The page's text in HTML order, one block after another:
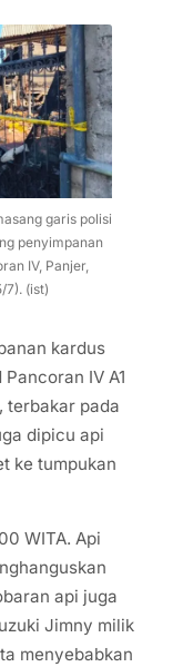
garis polisi
penyimpanan
IV, Panjer,
7). (ist)
kardus
IV A1
terbakar pada
dipicu api
ke tumpukan
WITA. Api
api juga
Jimny milik
menyebabkan